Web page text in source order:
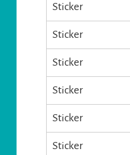
Sticker
Sticker
Sticker
Sticker
Sticker
Sticker